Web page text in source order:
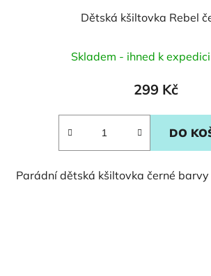
Dětská kšiltovka Rebel
Skladem - ihned k expedici
299 Kč
DO
Parádní dětská kšiltovka černé